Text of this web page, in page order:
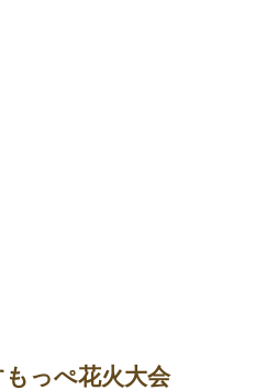
っぺ花火大会